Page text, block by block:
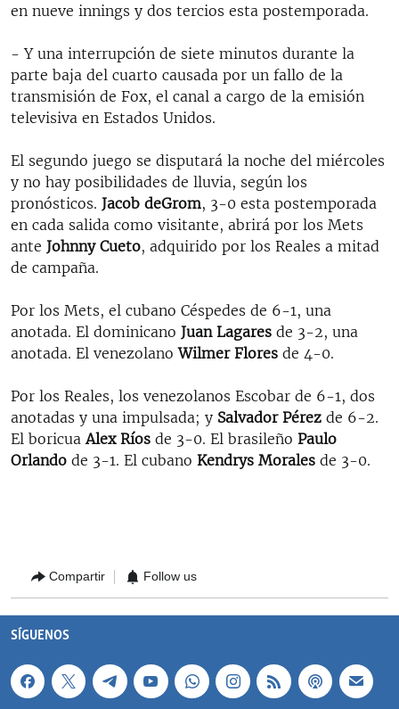
en nueve innings y dos tercios esta postemporada.
- Y una interrupción de siete minutos durante la
parte baja del cuarto causada por un fallo de la
transmisión de Fox, el canal a cargo de la emisión
televisiva en Estados Unidos.
El segundo juego se disputará la noche del miércoles
y no hay posibilidades de lluvia, según los
pronósticos. Jacob deGrom, 3-0 esta postemporada
en cada salida como visitante, abrirá por los Mets
ante Johnny Cueto, adquirido por los Reales a mitad
de campaña.
Por los Mets, el cubano Céspedes de 6-1, una
anotada. El dominicano Juan Lagares de 3-2, una
anotada. El venezolanoWilmer Flores de 4-0.
Por los Reales, los venezolanos Escobar de 6-1, dos
anotadas y una impulsada; y Salvador Pérez de 6-2.
El boricua Alex Ríos de 3-0. El brasileño Paulo
Orlando de 3-1. El cubano Kendrys Morales de 3-0.
Compartir Follow us
SÍGUENOS